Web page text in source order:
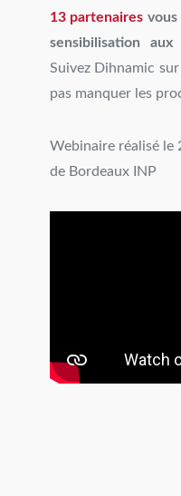
13 partenaires
sensibilisation aux
Suivez Dihnamic sur
pas manquer les
Webinaire réalisé le
de Bordeaux INP